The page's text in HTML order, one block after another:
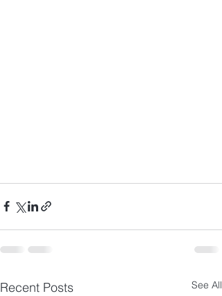
Recent Posts See All